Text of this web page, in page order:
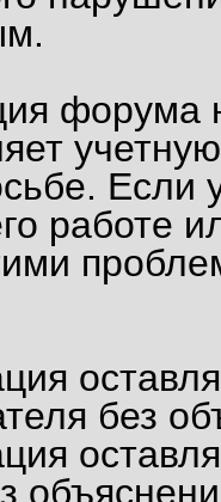
форума
Если
работе
без